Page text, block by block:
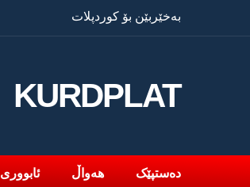
بەخێربێن بۆ کوردپلات
KURDPLAT
دەستپێک هەواڵ ئابووری